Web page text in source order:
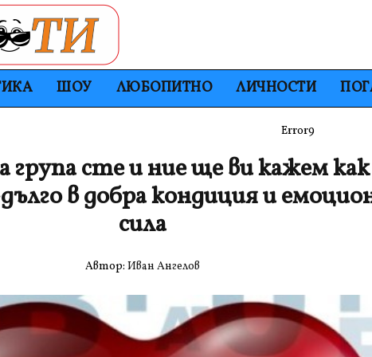
ШОУ ЛЮБОПИТНО ЛИЧНОСТИ
Error9
група сте и ние ще ви кажем
в добра кондиция и
сила
Автор: Иван Ангелов